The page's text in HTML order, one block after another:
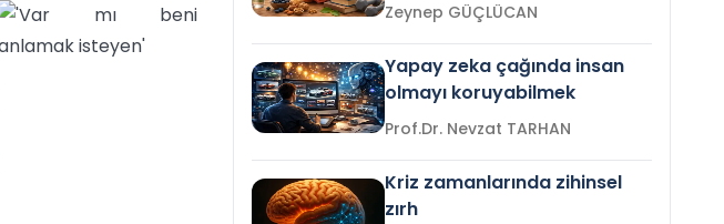
Zeynep GÜÇLÜCAN
Yapay zeka çağında insan
olmayı koruyabilmek
Prof.Dr. Nevzat TARHAN
Kriz zamanlarında zihinsel
zırh